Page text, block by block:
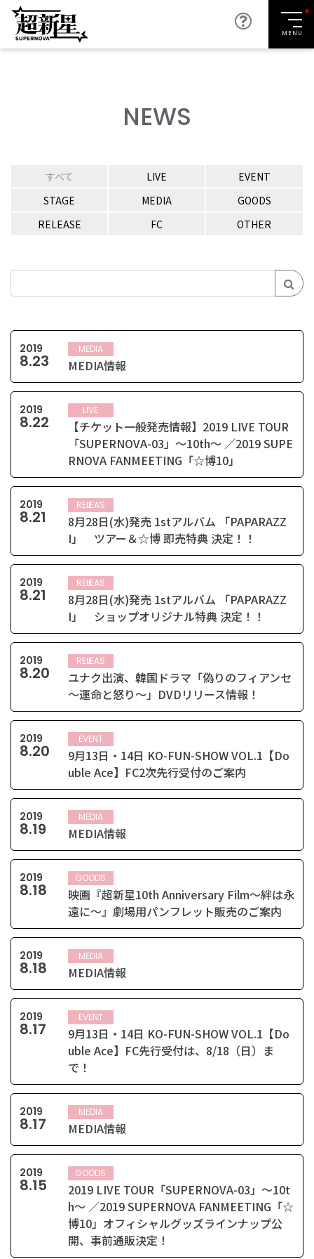
MENU
NEWS
すべて LIVE
EVENT
STAGE
MEDIA
GOODS
RELEASE
FC OTHER
2019
8.23
MEDIA
MEDIA情報
2019
8.22
LIVE
【チケット一般発売情報】2019 LIVE TOUR
「SUPERNOVA-03」～10th～ ／2019 SUPE
RNOVA FANMEETING「☆博10」
2019
8.21
RELEASE
8月28日(水)発売 1stアルバム 「PAPARAZZ
I」 ツアー＆☆博 即売特典 決定！！
2019
8.21
RELEASE
8月28日(水)発売 1stアルバム 「PAPARAZZ
I」 ショップオリジナル特典 決定！！
2019
8.20
RELEASE
ユナク出演、韓国ドラマ「偽りのフィアンセ
～運命と怒り～」DVDリリース情報！
2019
8.20
EVENT
9月13日・14日 KO-FUN-SHOW VOL.1【Do
uble Ace】FC2次先行受付のご案内
2019
8.19
MEDIA
MEDIA情報
2019
8.18
GOODS
映画『超新星10th Anniversary Film～絆は永
遠に～』劇場用パンフレット販売のご案内
2019
8.18
MEDIA
MEDIA情報
2019
8.17
EVENT
9月13日・14日 KO-FUN-SHOW VOL.1【Do
uble Ace】FC先行受付は、8/18（日）ま
で！
2019
8.17
MEDIA
MEDIA情報
2019
8.15
GOODS
2019 LIVE TOUR「SUPERNOVA-03」～10t
h～ ／2019 SUPERNOVA FANMEETING「☆
博10」オフィシャルグッズラインナップ公
開、事前通販決定！